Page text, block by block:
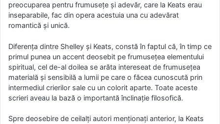
preocuparea pentru frumuseţe şi adevăr, care la Keats erau
inseparabile, fac din opera acestuia una cu adevărat
romantică şi unică.
Diferenţa dintre Shelley şi Keats, constă în faptul că, în timp ce
primul punea un accent deosebit pe frumuseţea elementului
spiritual, cel de-al doilea se arăta intereseat de frumuseţea
materială şi sensibilă a lumii pe care o făcea cunoscută prin
intermediul crierilor sale cu un colorit aparte. Toate aceste
scrieri aveau la bază o importantă înclinaţie filosofică.
Spre deosebire de ceilalţi autori menţionaţi anterior, la Keats